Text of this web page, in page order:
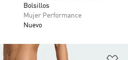
Bolsillos
Mujer Performance
Nuevo